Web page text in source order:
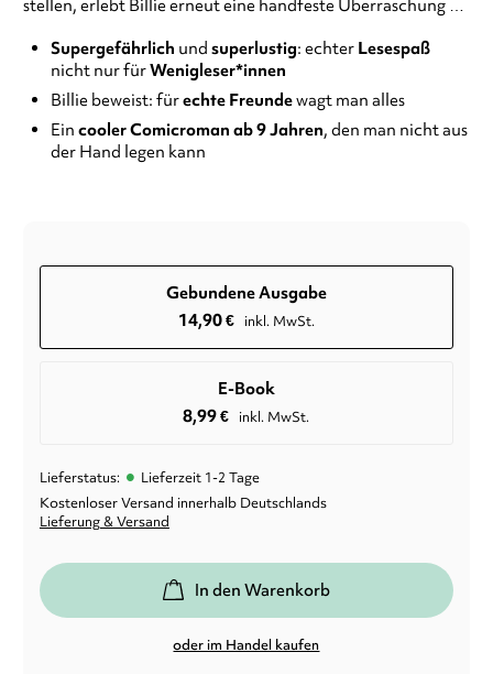
stellen, erlebt Billie erneut eine handfeste Überraschung …
Supergefährlich und superlustig: echter Lesespaß
nicht nur fürWenigleser*innen
Billie beweist: fürechte Freundewagt man alles
Ein cooler Comicroman ab 9 Jahren, den man nicht aus
der Hand legen kann
Gebundene Ausgabe
14,90€ inkl. MwSt.
E-Book
8,99€ inkl. MwSt.
Lieferstatus: • Lieferzeit 1-2 Tage
Kostenloser Versand innerhalb Deutschlands
Lieferung & Versand
In den Warenkorb
oder im Handel kaufen